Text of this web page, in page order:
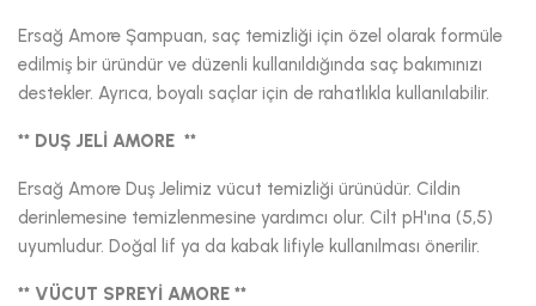
Ersağ Amore Şampuan, saç temizliği için özel olarak formüle
edilmiş bir üründür ve düzenli kullanıldığında saç bakımınızı
destekler. Ayrıca, boyalı saçlar için de rahatlıkla kullanılabilir.
** DUŞ JELİ AMORE **
Ersağ Amore Duş Jelimiz vücut temizliği ürünüdür. Cildin
derinlemesine temizlenmesine yardımcı olur. Cilt pH'ına (5,5)
uyumludur. Doğal lif ya da kabak lifiyle kullanılması önerilir.
** VÜCUT SPREYİ AMORE **